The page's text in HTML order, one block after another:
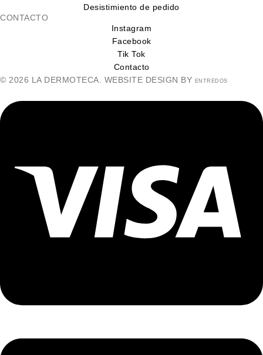
Desistimiento de pedido
CONTACTO
Instagram
Facebook
Tik Tok
Contacto
© 2026 LA DERMOTECA. WEBSITE DESIGN BY ENTREDOS